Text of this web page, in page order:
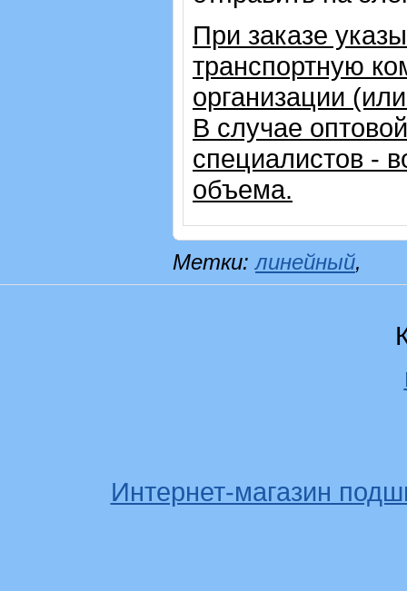
При заказе
транспортную
организации
В случае
специалистов -
объема.
Метки:линейный,
Интернет-магазин